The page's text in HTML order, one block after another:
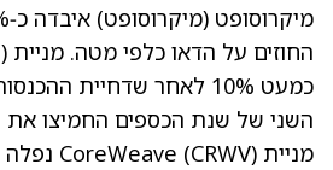
מיקרוסופט (מיקרוסופט)
החוזים על הדאו כלפי מטה. מניית Zscaler
כמעט 10% לאחר שדחיית
השני של שנת הכספים החמיצו את
מניית CoreWeave (CRWV)